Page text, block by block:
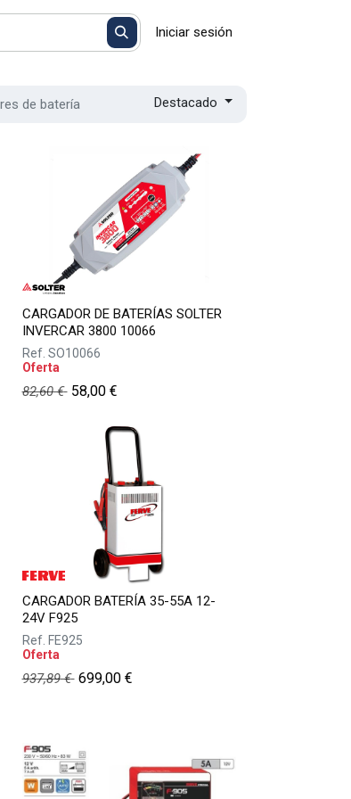
Iniciar sesión
de batería Destacado
CARGADOR DE BATERÍAS SOLTER
INVERCAR 3800 10066
Ref. SO10066
Oferta
82,60€ 58,00€
CARGADOR BATERÍA 35-55A 12-
24V F925
Ref. FE925
Oferta
937,89€ 699,00€